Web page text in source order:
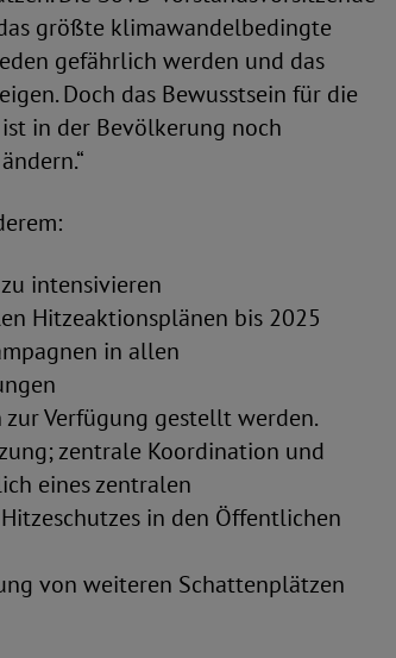
größte klimawandelbedingte
gefährlich werden und das
Doch das Bewusstsein für die
in der Bevölkerung noch
intensivieren
Hitzeaktionsplänen bis 2025
in allen
Verfügung gestellt werden.
zentrale Koordination und
eines zentralen
in den Öffentlichen
von weiteren Schattenplätzen